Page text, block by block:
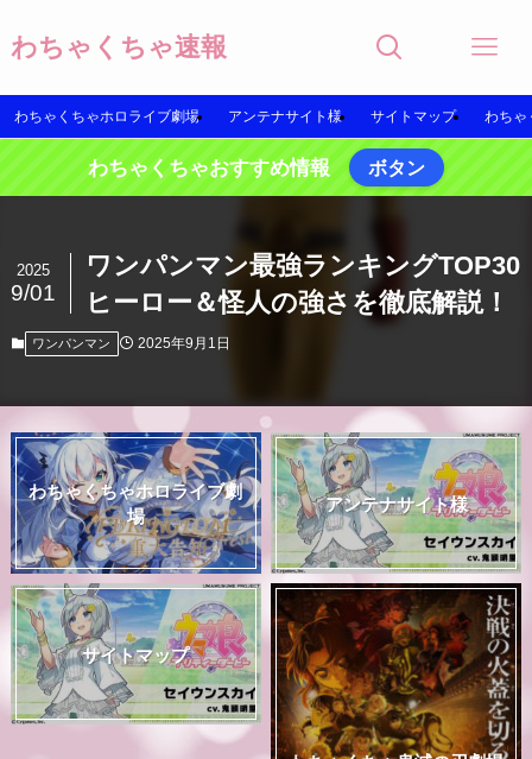
わちゃくちゃ速報
わちゃくちゃホロライブ劇場 アンテナサイト様 サイトマップ わちゃ
わちゃくちゃおすすめ情報 ボタン
ワンパンマン最強ランキングTOP30
ヒーロー＆怪人の強さを徹底解説！
2025
9/01
ワンパンマン 2025年9月1日
わちゃくちゃホロライブ劇
場
アンテナサイト様
サイトマップ